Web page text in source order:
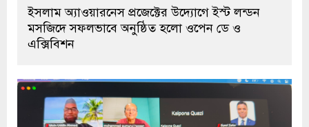
ইসলাম অ্যাওয়ারনেস প্রজেক্টের উদ্যোগে ইস্ট লন্ডন
মসজিদে সফলভাবে অনুষ্ঠিত হলো ওপেন ডে ও
এক্সিবিশন